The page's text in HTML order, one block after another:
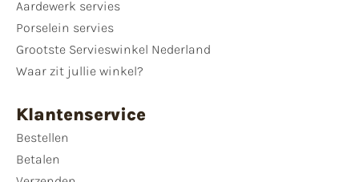
Aardewerk servies
Porselein servies
Grootste Servieswinkel Nederland
Waar zit jullie winkel?
Klantenservice
Bestellen
Betalen